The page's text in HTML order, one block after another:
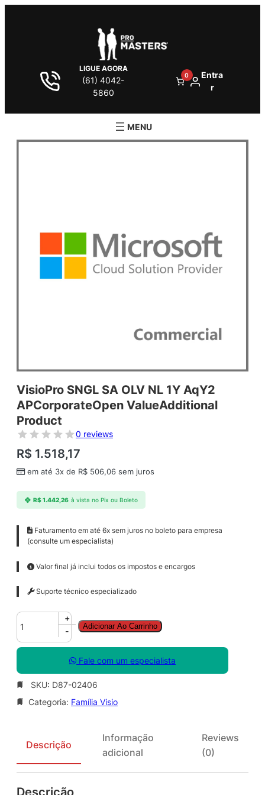
LIGUE AGORA
(61) 4042-
5860
0
Entra
r
VisioPro SNGL SA OLV NL 1Y AqY2
APCorporateOpen ValueAdditional
Product
0 reviews
R$ 1.518,17
em até 3x de R$ 506,06 sem juros
R$1.442,26 à vista no Pix ou Boleto
Faturamento em até 6x sem juros no boleto para empresa
(consulte um especialista)
Valor final já inclui todos os impostos e encargos
Suporte técnico especializado
V
s
i
P
o
S
O
+
-
Adicionar Ao Carrinho
Fale com um especialista
SKU: D87-02406
Categoria: Família Visio
Descrição
Informação
adicional
Reviews
(0)
Descrição